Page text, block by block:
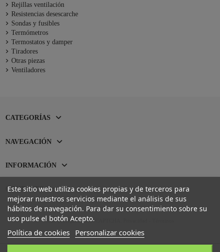
Rejillas ventilación
Resistencias desescarche
Sondas y fusibles
Termómetros
Termostatos y damper
Tiradores
Otras piezas
Ventiladores
CATEGORÍAS
NAVEGACIÓN
INFORMACIÓN
CONTACTO
Este sitio web utiliza cookies propias y de terceros para
mejorar nuestros servicios mediante el análisis de sus
hábitos de navegación. Para dar su consentimiento sobre su
uso pulse el botón Acepto.
Política de cookies Personalizar cookies
Sitio protegido por reCAPTCHA.